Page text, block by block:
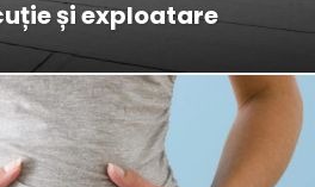
și exploatare